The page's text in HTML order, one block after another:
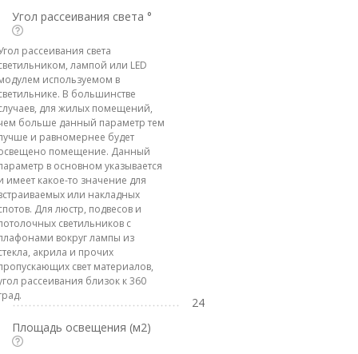
Угол рассеивания света °
рассеивания света
лампой или LED
используемом в
В большинстве
для жилых помещений,
больше данный параметр тем
и равномернее будет
помещение. Данный
в основном указывается
имеет какое-то значение для
или накладных
Для люстр, подвесов и
светильников с
вокруг лампы из
акрила и прочих
свет материалов,
рассеивания близок к 360
24
Площадь освещения (м2)